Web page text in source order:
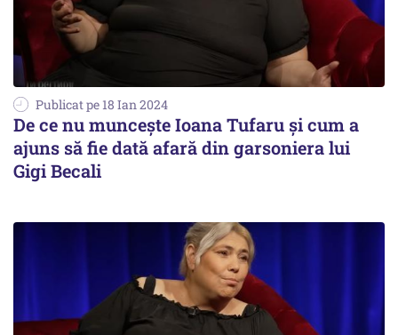
Publicat pe 18 Ian 2024
De ce nu muncește Ioana Tufaru și cum a
ajuns să fie dată afară din garsoniera lui
Gigi Becali